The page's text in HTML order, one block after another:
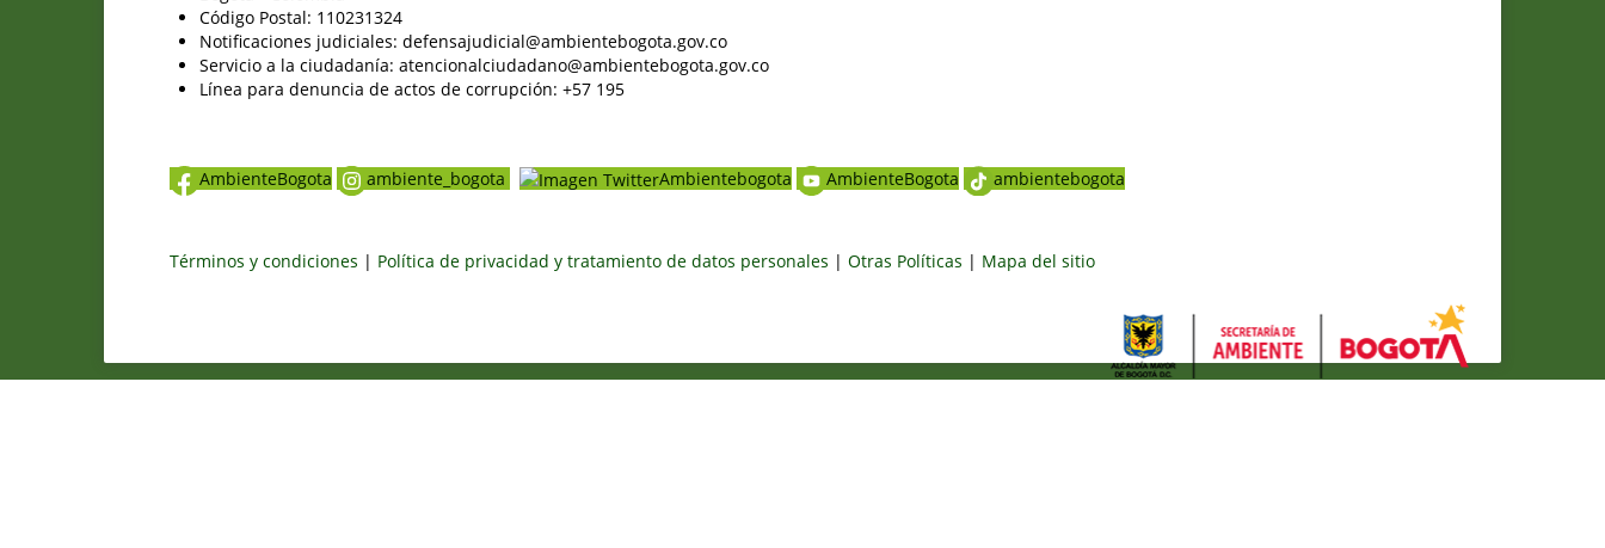
Código Postal: 110231324
Notificaciones judiciales: defensajudicial@ambientebogota.gov.co
Servicio a la ciudadanía: atencionalciudadano@ambientebogota.gov.co
Línea para denuncia de actos de corrupción: +57 195
AmbienteBogota ambiente_bogota Ambientebogota AmbienteBogota ambientebogota
Términos y condiciones | Política de privacidad y tratamiento de datos personales | Otras Políticas | Mapa del sitio